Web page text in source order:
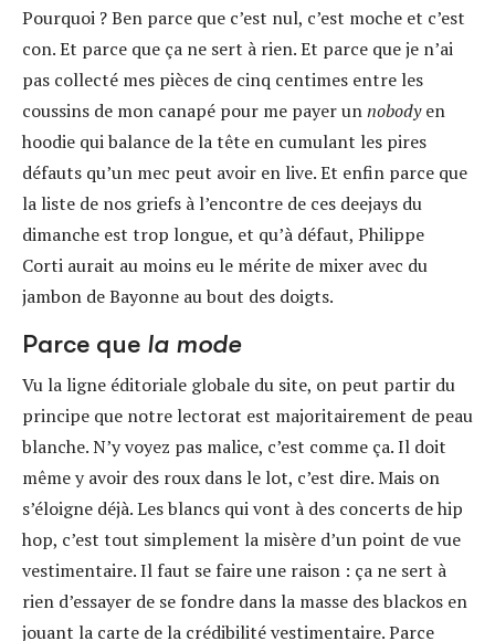
Pourquoi ? Ben parce que c’est nul, c’est moche et c’est
con. Et parce que ça ne sert à rien. Et parce que je n’ai
pas collecté mes pièces de cinq centimes entre les
coussins de mon canapé pour me payer unnobodyen
hoodie qui balance de la tête en cumulant les pires
défauts qu’un mec peut avoir en live. Et enfin parce que
la liste de nos griefs à l’encontre de ces deejays du
dimanche est trop longue, et qu’à défaut, Philippe
Corti aurait au moins eu le mérite de mixer avec du
jambon de Bayonne au bout des doigts.
Parce que la mode
Vu la ligne éditoriale globale du site, on peut partir du
principe que notre lectorat est majoritairement de peau
blanche. N’y voyez pas malice, c’est comme ça. Il doit
même y avoir des roux dans le lot, c’est dire. Mais on
s’éloigne déjà. Les blancs qui vont à des concerts de hip
hop, c’est tout simplement la misère d’un point de vue
vestimentaire. Il faut se faire une raison : ça ne sert à
rien d’essayer de se fondre dans la masse des blackos en
jouant la carte de la crédibilité vestimentaire. Parce